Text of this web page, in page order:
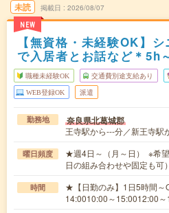
未読
NEW
掲載日 2026/08/07
【無資格・未経験OK】
で入居者とお話など＊5h
職種未経験OK 交通費別途支給あり
WEB登録OK 派遣
勤務地 奈良県北葛城郡
王寺駅から---分／新王寺駅
曜日頻度
★週4日～（月～日） ※希
日の組み合わせや固定も可）
時間
★【日勤のみ】1日5時間
14:0010:00～15:0012:00